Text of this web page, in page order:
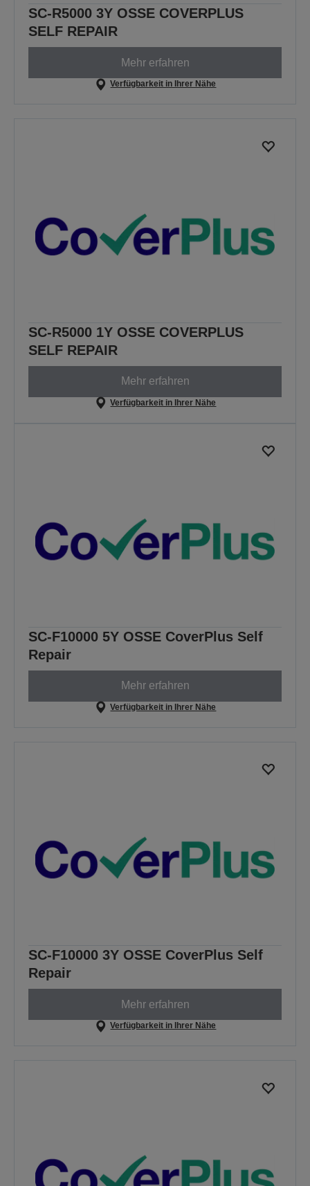
SC-R5000 3Y OSSE COVERPLUS
SELF REPAIR
Mehr erfahren
Verfügbarkeit in Ihrer Nähe
SC-R5000 1Y OSSE COVERPLUS
SELF REPAIR
Mehr erfahren
Verfügbarkeit in Ihrer Nähe
SC-F10000 5Y OSSE CoverPlus Self
Repair
Mehr erfahren
Verfügbarkeit in Ihrer Nähe
SC-F10000 3Y OSSE CoverPlus Self
Repair
Mehr erfahren
Verfügbarkeit in Ihrer Nähe